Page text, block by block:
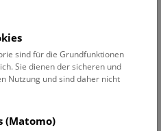
sind für die Grundfunktionen
Sie dienen der sicheren und
Nutzung und sind daher nicht
(Matomo)